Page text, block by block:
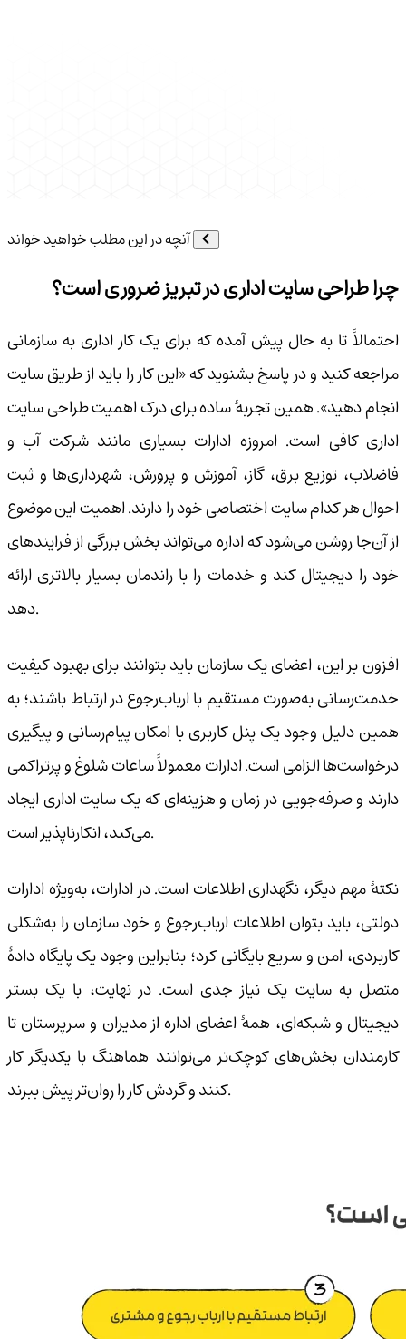
آنچه در این مطلب خواهید خواند
چرا طراحی سایت اداری در تبریز ضروری است؟
احتمالاً تا به حال پیش آمده که برای یک کار اداری به سازمانی
مراجعه کنید و در پاسخ بشنوید که «این کار را باید از طریق سایت
انجام دهید». همین تجربهٔ ساده برای درک اهمیت طراحی سایت
اداری کافی است. امروزه ادارات بسیاری مانند شرکت آب و
فاضلاب، توزیع برق، گاز، آموزش و پرورش، شهرداری‌ها و ثبت
احوال هر کدام سایت اختصاصی خود را دارند. اهمیت این موضوع
از آن‌جا روشن می‌شود که اداره می‌تواند بخش بزرگی از فرایندهای
خود را دیجیتال کند و خدمات را با راندمان بسیار بالاتری ارائه
دهد.
افزون بر این، اعضای یک سازمان باید بتوانند برای بهبود کیفیت
خدمت‌رسانی به‌صورت مستقیم با ارباب‌رجوع در ارتباط باشند؛ به
همین دلیل وجود یک پنل کاربری با امکان پیام‌رسانی و پیگیری
درخواست‌ها الزامی است. ادارات معمولاً ساعات شلوغ و پرتراکمی
دارند و صرفه‌جویی در زمان و هزینه‌ای که یک سایت اداری ایجاد
می‌کند، انکارناپذیر است.
نکتهٔ مهم دیگر، نگهداری اطلاعات است. در ادارات، به‌ویژه ادارات
دولتی، باید بتوان اطلاعات ارباب‌رجوع و خود سازمان را به‌شکلی
کاربردی، امن و سریع بایگانی کرد؛ بنابراین وجود یک پایگاه دادهٔ
متصل به سایت یک نیاز جدی است. در نهایت، با یک بستر
دیجیتال و شبکه‌ای، همهٔ اعضای اداره از مدیران و سرپرستان تا
کارمندان بخش‌های کوچک‌تر می‌توانند هماهنگ با یکدیگر کار
کنند و گردش کار را روان‌تر پیش ببرند.